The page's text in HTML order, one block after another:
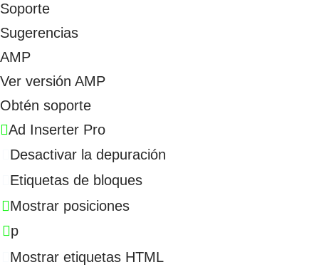
Soporte
Sugerencias
AMP
Ver versión AMP
Obtén soporte
Ad Inserter Pro
Desactivar la depuración
Etiquetas de bloques
Mostrar posiciones
p
Mostrar etiquetas HTML